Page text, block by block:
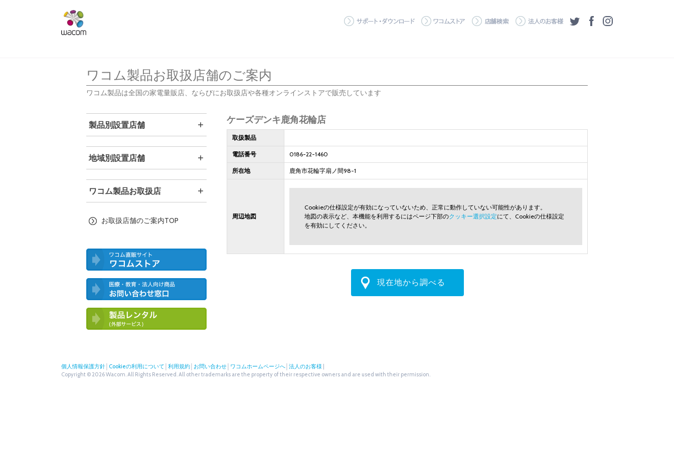
サポート・ダウンロード
ワコムストア 店舗検索 法人のお客様
ツイッターフェイスブック
ワコム製品お取扱店舗のご案内
ワコム製品は全国の家電量販店、ならびにお取扱店や各種オンラインストアで販売しています
ケーズデンキ鹿角花輪店
取扱製品
電話番号 0186-22-1460
所在地 鹿角市花輪字扇ノ間98-1
周辺地図
Cookieの仕様設定が有効になっていないため、正常に動作していない可能性があります。
地図の表示など、本機能を利用するにはページ下部のクッキー選択設定にて、Cookieの仕様設定
を有効にしてください。
現在地から調べる
製品別設置店舗
地域別設置店舗
ワコム製品お取扱店
お取扱店舗のご案内TOP
わせ窓口
個人情報保護方針 Cookieの利用について 利用規約 お問い合わせ ワコムホームページへ 法人のお客様
Copyright © 2026 Wacom. All Rights Reserved. All other trademarks are the property of their respective owners and are used with their permission.